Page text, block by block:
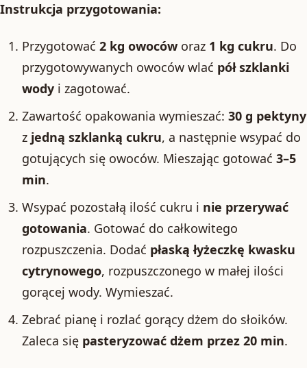
Instrukcja przygotowania:
Przygotować 2 kg owocóworaz 1 kg cukru. Do
przygotowywanych owoców wlać pół szklanki
wodyi zagotować.
Zawartość opakowania wymieszać: 30 g pektyny
z jedną szklanką cukru, a następnie wsypać do
gotujących się owoców. Mieszając gotować 3–5
min.
Wsypać pozostałą ilość cukru i nie przerywać
gotowania. Gotować do całkowitego
rozpuszczenia. Dodać płaską łyżeczkę kwasku
cytrynowego, rozpuszczonego w małej ilości
gorącej wody. Wymieszać.
Zebrać pianę i rozlać gorący dżem do słoików.
Zaleca się pasteryzować dżem przez 20 min.